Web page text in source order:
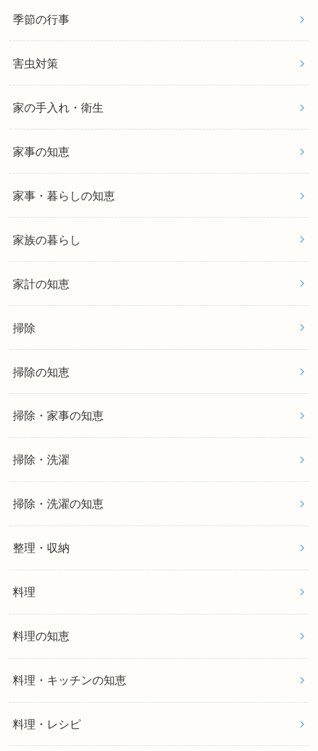
季節の行事
害虫対策
家の手入れ・衛生
家事の知恵
家事・暮らしの知恵
家族の暮らし
家計の知恵
掃除
掃除の知恵
掃除・家事の知恵
掃除・洗濯
掃除・洗濯の知恵
整理・収納
料理
料理の知恵
料理・キッチンの知恵
料理・レシピ